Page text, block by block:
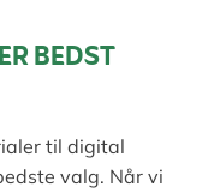
BEDST
til digital
valg. Når vi